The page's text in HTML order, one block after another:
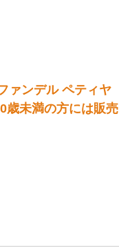
ァンデル ペティヤ
歳未満の方には販売